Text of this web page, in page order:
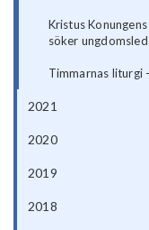
Kristus
söker
Timmarnas liturgi
2021
2020
2019
2018